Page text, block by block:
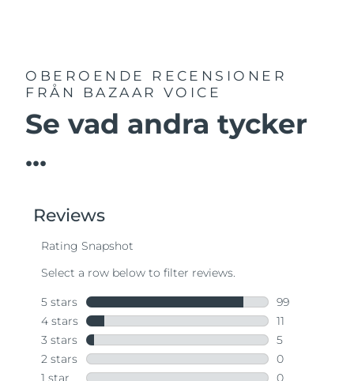
OBEROENDE RECENSIONER
FRÅN BAZAAR VOICE
Se vad andra tycker
...